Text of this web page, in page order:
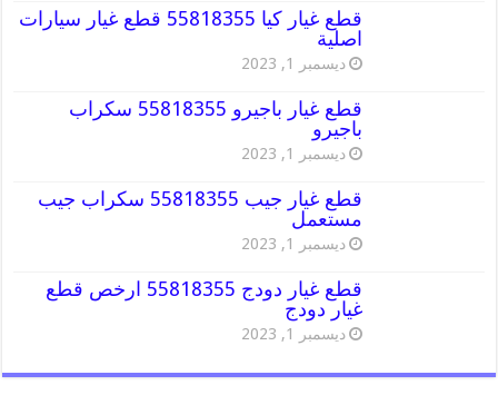
قطع غيار كيا 55818355 قطع غيار سيارات
اصلية
ديسمبر 1, 2023
قطع غيار باجيرو 55818355 سكراب
باجيرو
ديسمبر 1, 2023
قطع غيار جيب 55818355 سكراب جيب
مستعمل
ديسمبر 1, 2023
قطع غيار دودج 55818355 ارخص قطع
غيار دودج
ديسمبر 1, 2023